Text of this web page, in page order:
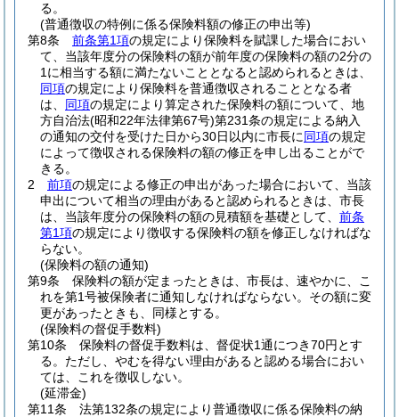
る。
(普通徴収の特例に係る保険料額の修正の申出等)
第8条
前条第1項の規定により保険料を賦課した場合におい
て、当該年度分の保険料の額が前年度の保険料の額の2分の
1に相当する額に満たないこととなると認められるときは、
同項の規定により保険料を普通徴収されることとなる者
は、 同項の規定により算定された保険料の額について、地
方自治法(昭和22年法律第67号)第231条の規定による納入
の通知の交付を受けた日から30日以内に市長に同項の規定
によって徴収される保険料の額の修正を申し出ることがで
きる。
2
前項の規定による修正の申出があった場合において、当該
申出について相当の理由があると認められるときは、市長
は、当該年度分の保険料の額の見積額を基礎として、 前条
第1項の規定により徴収する保険料の額を修正しなければな
らない。
(保険料の額の通知)
第9条
保険料の額が定まったときは、市長は、速やかに、こ
れを第1号被保険者に通知しなければならない。 その額に変
更があったときも、同様とする。
(保険料の督促手数料)
第10条
保険料の督促手数料は、督促状1通につき70円とす
る。 ただし、やむを得ない理由があると認める場合におい
ては、これを徴収しない。
(延滞金)
第11条
法第132条の規定により普通徴収に係る保険料の納